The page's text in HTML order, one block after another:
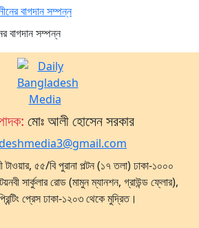
বাগদান সম্পন্ন
মোঃ আলী হোসেন সরকার
টাওয়ার, ৫৫/বি পুরানা পল্টন (১৭ তলা) ঢাকা-১০০০
সার্কুলার রোড (মামুন ম্যানশন, গ্রাউন্ড ফ্লোর),
প্রেস ঢাকা-১২০৩ থেকে মুদ্রিত।